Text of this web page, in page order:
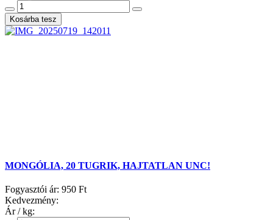
MONGÓLIA, 20 TUGRIK, HAJTATLAN UNC!
Fogyasztói ár: 950 Ft
Kedvezmény:
Ár / kg: